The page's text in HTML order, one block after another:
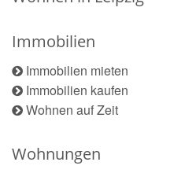
Immobilien
Immobilien mieten
Immobilien kaufen
Wohnen auf Zeit
Wohnungen